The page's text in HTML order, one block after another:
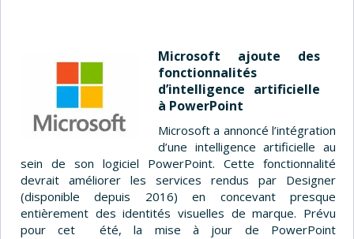
Microsoft ajoute des
fonctionnalités
d’intelligence artificielle
à PowerPoint
Microsoft a annoncé l’intégration
d’une intelligence artificielle au
sein de son logiciel PowerPoint. Cette fonctionnalité
devrait améliorer les services rendus par Designer
(disponible depuis 2016) en concevant presque
entièrement des identités visuelles de marque. Prévu
pour cet été, la mise à jour de PowerPoint